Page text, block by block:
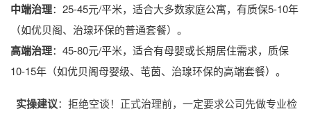
中端治理：25-45元/平米，适合大多数家庭公寓，有质保5-10年
（如优贝阁、治瑔环保的普通套餐）。
高端治理：45-80元/平米，适合有母婴或长期居住需求，质保
10-15年（如优贝阁母婴级、芚茵、治瑔环保的高端套餐）。
实操建议：拒绝空谈！正式治理前，一定要求公司先做专业检